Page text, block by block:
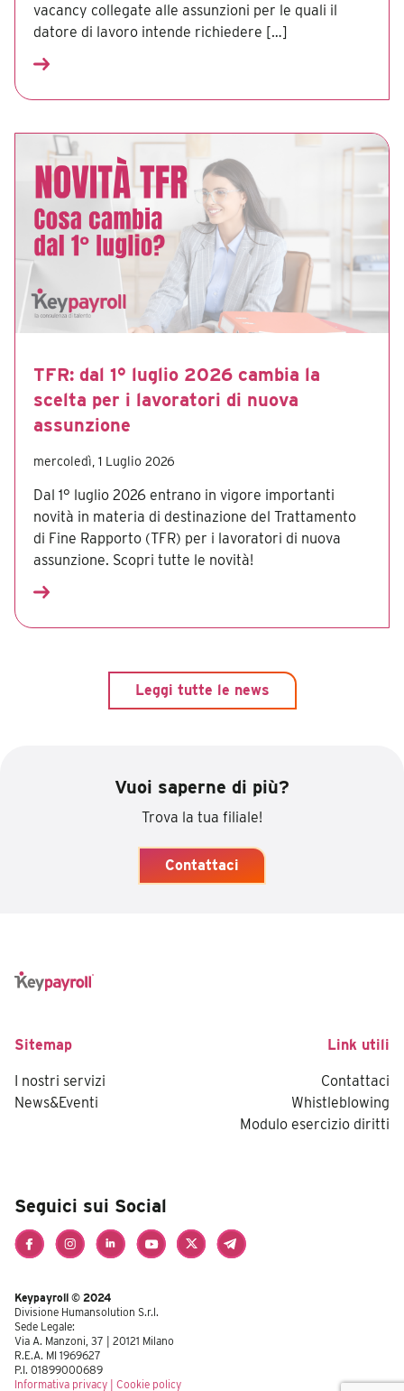
vacancy collegate alle assunzioni per le quali il
datore di lavoro intende richiedere […]
TFR: dal 1° luglio 2026 cambia la
scelta per i lavoratori di nuova
assunzione
mercoledì, 1 Luglio 2026
Dal 1° luglio 2026 entrano in vigore importanti
novità in materia di destinazione del Trattamento
di Fine Rapporto (TFR) per i lavoratori di nuova
assunzione. Scopri tutte le novità!
Leggi tutte le news
Vuoi saperne di più?
Trova la tua filiale!
Contattaci
Sitemap
I nostri servizi
News&Eventi
Link utili
Contattaci
Whistleblowing
Modulo esercizio diritti
Seguici sui Social
Keypayroll © 2024
Divisione Humansolution S.r.l.
Sede Legale:
Via A. Manzoni, 37 | 20121 Milano
R.E.A. MI 1969627
P.I. 01899000689
Informativa privacy
Cookie policy